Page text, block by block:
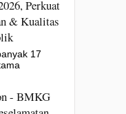
Perkuat
& Kualitas
17
- BMKG